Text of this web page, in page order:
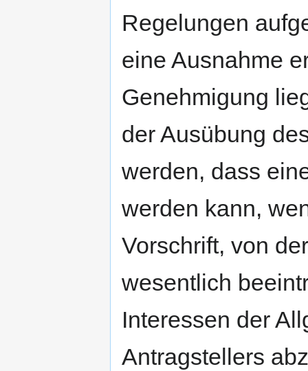
Regelungen
eine Ausnahme
Genehmigung
der Ausübung
werden, dass
werden kann,
Vorschrift, von
wesentlich
Interessen der
Antragstellers